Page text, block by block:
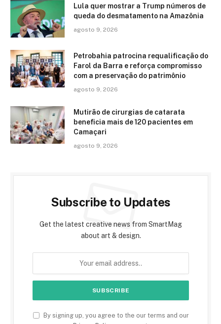
Lula quer mostrar a Trump números de
queda do desmatamento na Amazônia
agosto 9, 2026
Petrobahia patrocina requalificação do
Farol da Barra e reforça compromisso
com a preservação do patrimônio
agosto 9, 2026
Mutirão de cirurgias de catarata
beneficia mais de 120 pacientes em
Camaçari
agosto 9, 2026
Subscribe to Updates
Get the latest creative news from SmartMag
about art & design.
By signing up, you agree to the our terms and our